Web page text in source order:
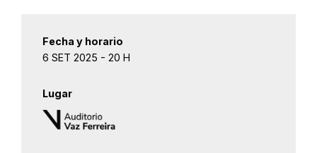
Fecha y horario
6 SET 2025 - 20 H
Lugar